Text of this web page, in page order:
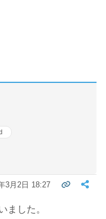
3月2日 18:27
ました。